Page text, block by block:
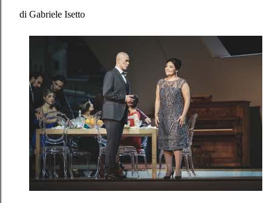
di Gabriele Isetto